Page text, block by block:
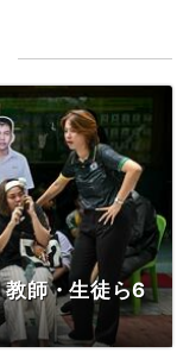
教師・生徒ら6